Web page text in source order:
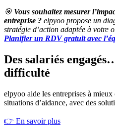
🎯 Vous souhaitez mesurer
entreprise ? elpyoo propose un
stratégie d’action adaptée à votre
Planifier un RDV gratuit avec
Des salariés
difficulté
elpyoo aide les entreprises à
situations d’aidance, avec des
👉 En savoir plus